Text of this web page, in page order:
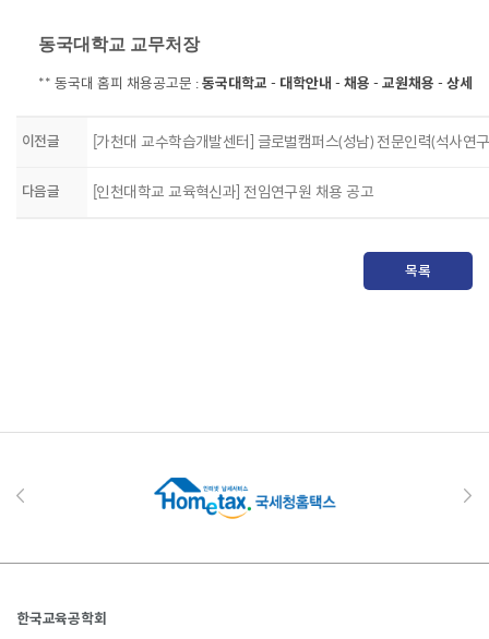
동국대학교 교무처장
** 동국대 홈피 채용공고문 :동국대학교 - 대학안내 - 채용 - 교원채용 - 상세
이전글 [가천대 교수학습개발센터] 글로벌캠퍼스(성남) 전문인력(석사연
다음글 [인천대학교 교육혁신과] 전임연구원 채용 공고
목록
한국교육공학회